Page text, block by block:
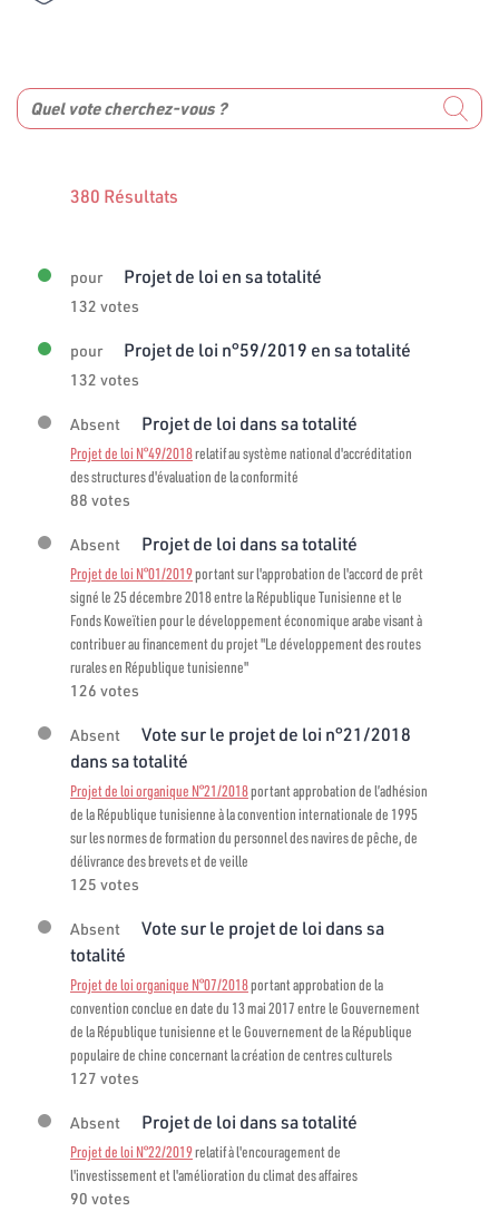
380 Résultats
pour Projet de loi en sa totalité
132 votes
pour Projet de loi n°59/2019 en sa totalité
132 votes
Absent Projet de loi dans sa totalité
Projet de loi N°49/2018relatif au système national d'accréditation
des structures d'évaluation de la conformité
88 votes
Absent Projet de loi dans sa totalité
Projet de loi N°01/2019portant sur l'approbation de l'accord de prêt
signé le 25 décembre 2018 entre la République Tunisienne et le
Fonds Koweïtien pour le développement économique arabe visant à
contribuer au financement du projet "Le développement des routes
rurales en République tunisienne"
126 votes
Absent
Vote sur le projet de loi n°21/2018
dans sa totalité
Projet de loi organique N°21/2018portant approbation de l’adhésion
de la République tunisienne à la convention internationale de 1995
sur les normes de formation du personnel des navires de pêche, de
délivrance des brevets et de veille
125 votes
Absent
Vote sur le projet de loi dans sa
totalité
Projet de loi organique N°07/2018portant approbation de la
convention conclue en date du 13 mai 2017 entre le Gouvernement
de la République tunisienne et le Gouvernement de la République
populaire de chine concernant la création de centres culturels
127 votes
Absent Projet de loi dans sa totalité
Projet de loi N°22/2019relatif à l'encouragement de
l'investissement et l'amélioration du climat des affaires
90 votes